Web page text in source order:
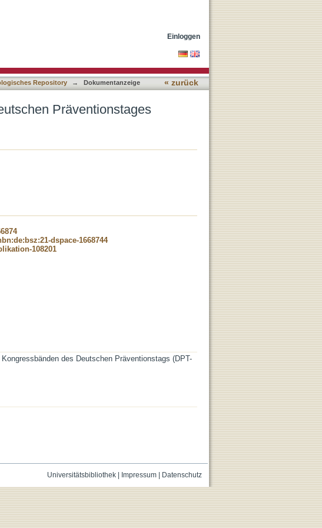
Einloggen
Repository → Dokumentanzeige « zurück
Präventionstages
dspace-1668744
108201
des Deutschen Präventionstags (DPT-
Universitätsbibliothek| Impressum| Datenschutz